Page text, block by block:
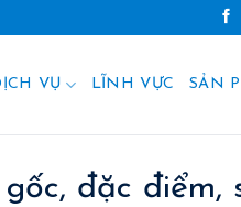
VỤ LĨNH VỰC SẢN
đặc điểm,